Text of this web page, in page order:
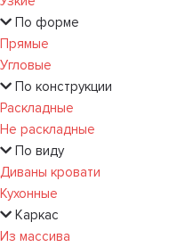
По форме
Прямые
Угловые
По конструкции
Раскладные
Не раскладные
По виду
Диваны кровати
Кухонные
Каркас
Из массива